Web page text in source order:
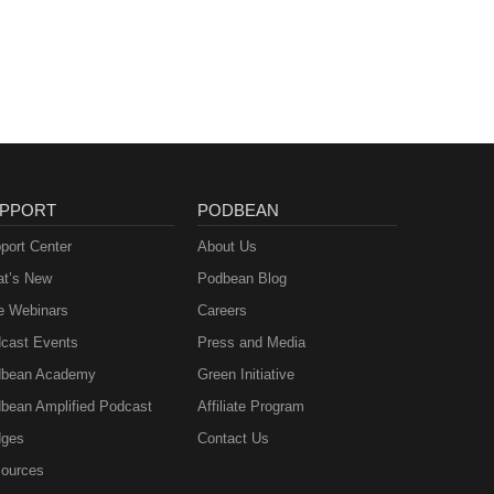
Center
New
Webinars
Events
Academy
Amplified Podcast
PODBEAN
About Us
Podbean Blog
Careers
Press and Media
Green Initiative
Affiliate Program
Contact Us